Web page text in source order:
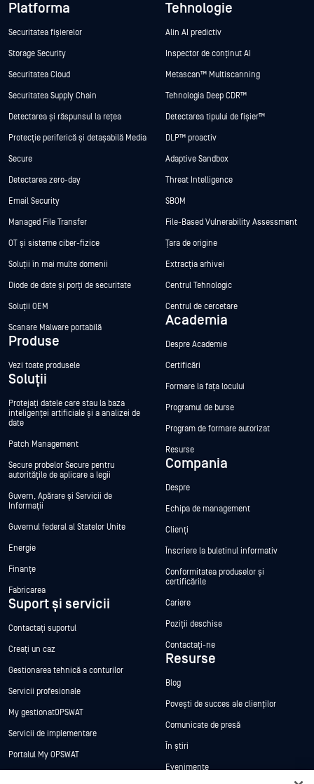
Platforma
Securitatea fișierelor
Storage Security
Securitatea Cloud
Securitatea Supply Chain
Detectarea și răspunsul la rețea
Protecție periferică și detașabilă Media
Secure
Detectarea zero-day
Email Security
Managed File Transfer
OT și sisteme ciber-fizice
Soluții în mai multe domenii
Diode de date și porți de securitate
Soluții OEM
Scanare Malware portabilă
Produse
Vezi toate produsele
Soluții
Protejați datele care stau la baza
inteligenței artificiale și a analizei de
date
Patch Management
Secure probelor Secure pentru
autoritățile de aplicare a legii
Guvern, Apărare și Servicii de
Informații
Guvernul federal al Statelor Unite
Energie
Finanțe
Fabricarea
Suport și servicii
Contactați suportul
Creați un caz
Gestionarea tehnică a conturilor
Servicii profesionale
My gestionatOPSWAT
Servicii de implementare
Portalul My OPSWAT
Tehnologie
Alin AI predictiv
Inspector de conținut AI
Metascan™ Multiscanning
Tehnologia Deep CDR™
Detectarea tipului de fișier™
DLP™ proactiv
Adaptive Sandbox
Threat Intelligence
SBOM
File-Based Vulnerability Assessment
Țara de origine
Extracția arhivei
Centrul Tehnologic
Centrul de cercetare
Academia
Despre Academie
Certificări
Formare la fața locului
Programul de burse
Program de formare autorizat
Resurse
Compania
Despre
Echipa de management
Clienți
Înscriere la buletinul informativ
Conformitatea produselor și
certificările
Cariere
Poziții deschise
Contactați-ne
Resurse
Blog
Povești de succes ale clienților
Comunicate de presă
În știri
Evenimente